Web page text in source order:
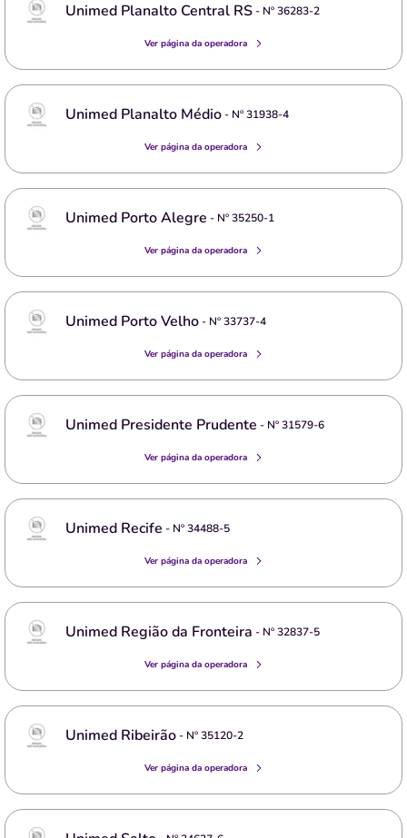
Unimed Planalto Central RS- Nº36283-2
Ver página da operadora
Unimed Planalto Médio- Nº31938-4
Ver página da operadora
Unimed Porto Alegre - Nº35250-1
Ver página da operadora
Unimed Porto Velho- Nº33737-4
Ver página da operadora
Unimed Presidente Prudente - Nº31579-6
Ver página da operadora
Unimed Recife - Nº34488-5
Ver página da operadora
Unimed Região da Fronteira - Nº32837-5
Ver página da operadora
Unimed Ribeirão- Nº35120-2
Ver página da operadora